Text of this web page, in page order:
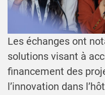
Les échanges ont
solutions visant à
financement des
l’innovation dans